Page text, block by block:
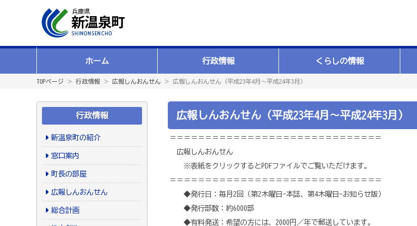
ホーム 行政情報 くらしの情報
TOPページ ＞ 行政情報 ＞ 広報しんおんせん ＞ 広報しんおんせん（平成23年4月～平成24年3月）
行政情報
新温泉町の紹介
窓口案内
町長の部屋
広報しんおんせん
総合計画
広報しんおんせん（平成23年4月～平成24年3月）
＝＝＝＝＝＝＝＝＝＝＝＝＝＝＝＝＝＝＝＝＝＝＝＝＝＝＝＝＝＝
広報しんおんせん
※表紙をクリックするとPDFファイルでご覧いただけます。
＝＝＝＝＝＝＝＝＝＝＝＝＝＝＝＝＝＝＝＝＝＝＝＝＝＝＝＝＝＝
◆発行日：毎月2回（第2木曜日-本誌、第4木曜日-お知らせ版）
◆発行部数：約6000部
◆有料発送：希望の方には、2000円／年で郵送しています。